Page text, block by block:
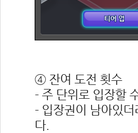
④ 잔여 도전 횟수
- 주 단위로 입장할
- 입장권이 남아있
다.